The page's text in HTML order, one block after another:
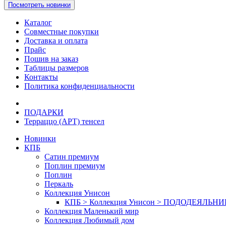
Посмотреть новинки
Каталог
Совместные покупки
Доставка и оплата
Прайс
Пошив на заказ
Таблицы размеров
Контакты
Политика конфиденциальности
ПОДАРКИ
Терраццо (АРТ) тенсел
Новинки
КПБ
Сатин премиум
Поплин премиум
Поплин
Перкаль
Коллекция Унисон
КПБ > Коллекция Унисон >
Коллекция Маленький мир
Коллекция Любимый дом